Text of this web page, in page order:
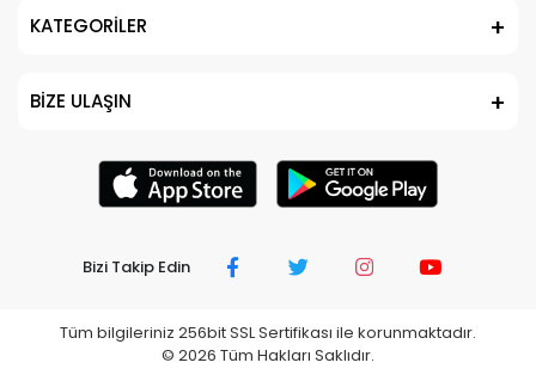
KATEGORİLER
BİZE ULAŞIN
Bizi Takip Edin
Tüm bilgileriniz 256bit SSL Sertifikası ile korunmaktadır.
© 2026 Tüm Hakları Saklıdır.